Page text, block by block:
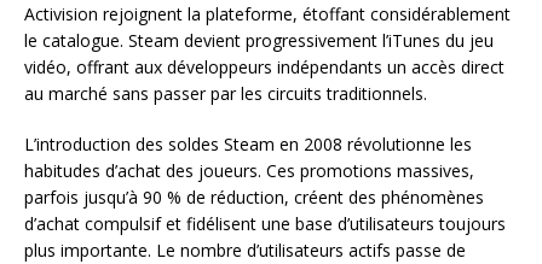
Activision rejoignent la plateforme, étoffant considérablement
le catalogue. Steam devient progressivement l’iTunes du jeu
vidéo, offrant aux développeurs indépendants un accès direct
au marché sans passer par les circuits traditionnels.
L’introduction des soldes Steam en 2008 révolutionne les
habitudes d’achat des joueurs. Ces promotions massives,
parfois jusqu’à 90 % de réduction, créent des phénomènes
d’achat compulsif et fidélisent une base d’utilisateurs toujours
plus importante. Le nombre d’utilisateurs actifs passe de